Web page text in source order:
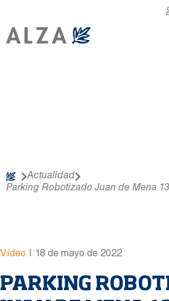
Actualidad
Parking Robotizado Juan de Mena
Vídeo | 18 de mayo de 2022
PARKING